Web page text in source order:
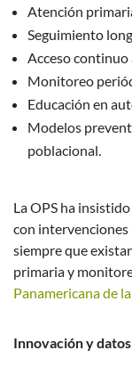
Atención
Seguimiento
Acceso continuo
Monitoreo
Educación en
Modelos
poblacional.
La OPS ha
con
siempre que
primaria y
Panamericana de
Innovación y